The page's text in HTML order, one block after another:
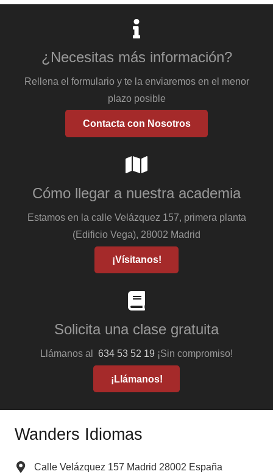
¿Necesitas más información?
Rellena el formulario y te la enviaremos en el menor
plazo posible
Contacta con Nosotros
Cómo llegar a nuestra academia
Estamos en la calle Velázquez 157, primera planta
(Edificio Vega), 28002 Madrid
¡Vísitanos!
Solicita una clase gratuita
Llámanos al 634 53 52 19 ¡Sin compromiso!
¡Llámanos!
Wanders Idiomas
Calle Velázquez 157 Madrid 28002 España